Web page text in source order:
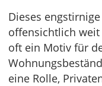
Dieses
offensichtlich weit
oft ein Motiv für
eine Rolle,